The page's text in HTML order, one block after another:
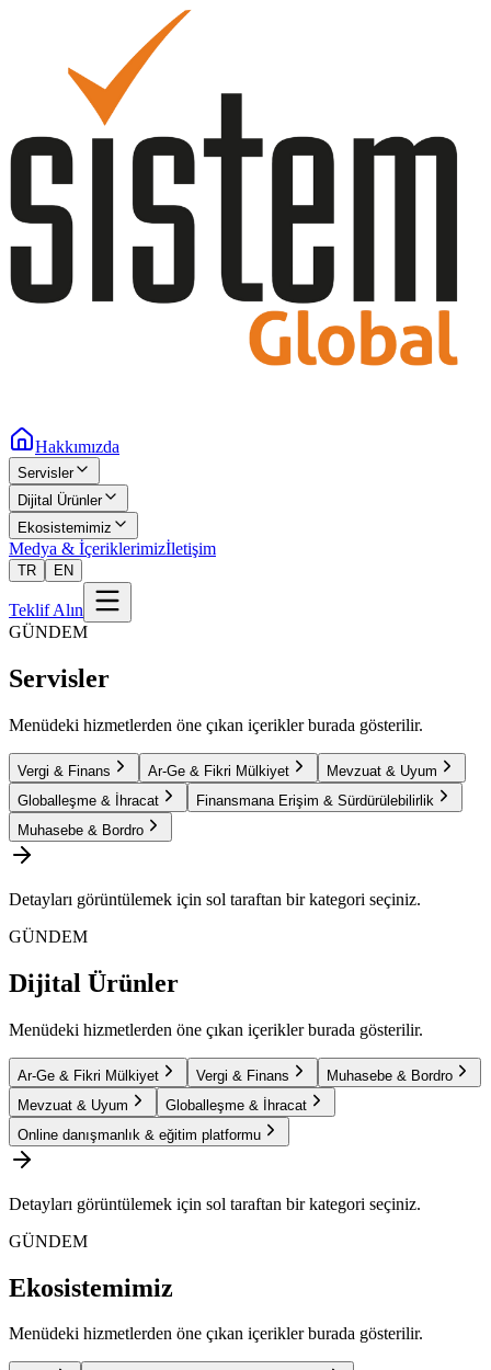
Hakkımızda
Servisler
Dijital Ürünler
Ekosistemimiz
Medya & İçeriklerimizİletişim
TR EN
Teklif Alın
GÜNDEM
Servisler
Menüdeki hizmetlerden öne çıkan içerikler burada gösterilir.
Vergi & Finans Ar-Ge & Fikri Mülkiyet
Mevzuat & Uyum
Globalleşme & İhracat
Finansmana Erişim & Sürdürülebilirlik
Muhasebe & Bordro
Detayları görüntülemek için sol taraftan bir kategori seçiniz.
GÜNDEM
Dijital Ürünler
Menüdeki hizmetlerden öne çıkan içerikler burada gösterilir.
Ar-Ge & Fikri Mülkiyet Vergi & Finans
Muhasebe & Bordro
Mevzuat & Uyum
Globalleşme & İhracat
Online danışmanlık & eğitim platformu
Detayları görüntülemek için sol taraftan bir kategori seçiniz.
GÜNDEM
Ekosistemimiz
Menüdeki hizmetlerden öne çıkan içerikler burada gösterilir.